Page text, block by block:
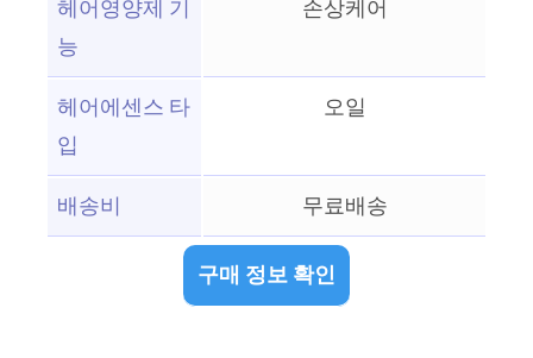
헤어영양제 기
능
손상케어
헤어에센스 타
입
오일
배송비 무료배송
구매 정보 확인